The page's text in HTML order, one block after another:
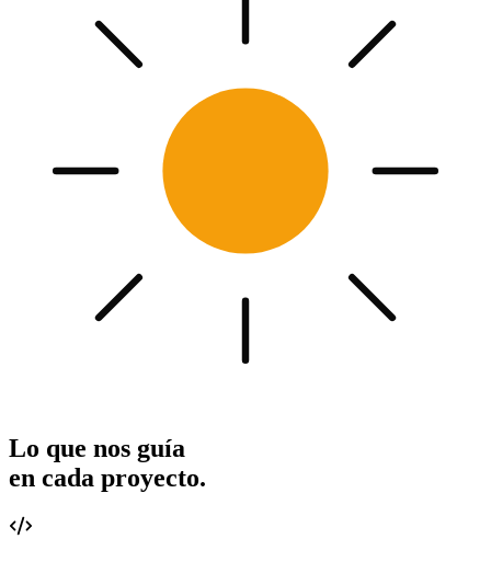
Lo que nos guía
en cada proyecto.